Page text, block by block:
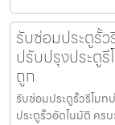
รับซ่อมประตูรั้
ปรับปรุงประตูรี
ถูก
รับซ่อมประตูรั้วรีโม
ประตูรั้วอัตโนมัติ คร